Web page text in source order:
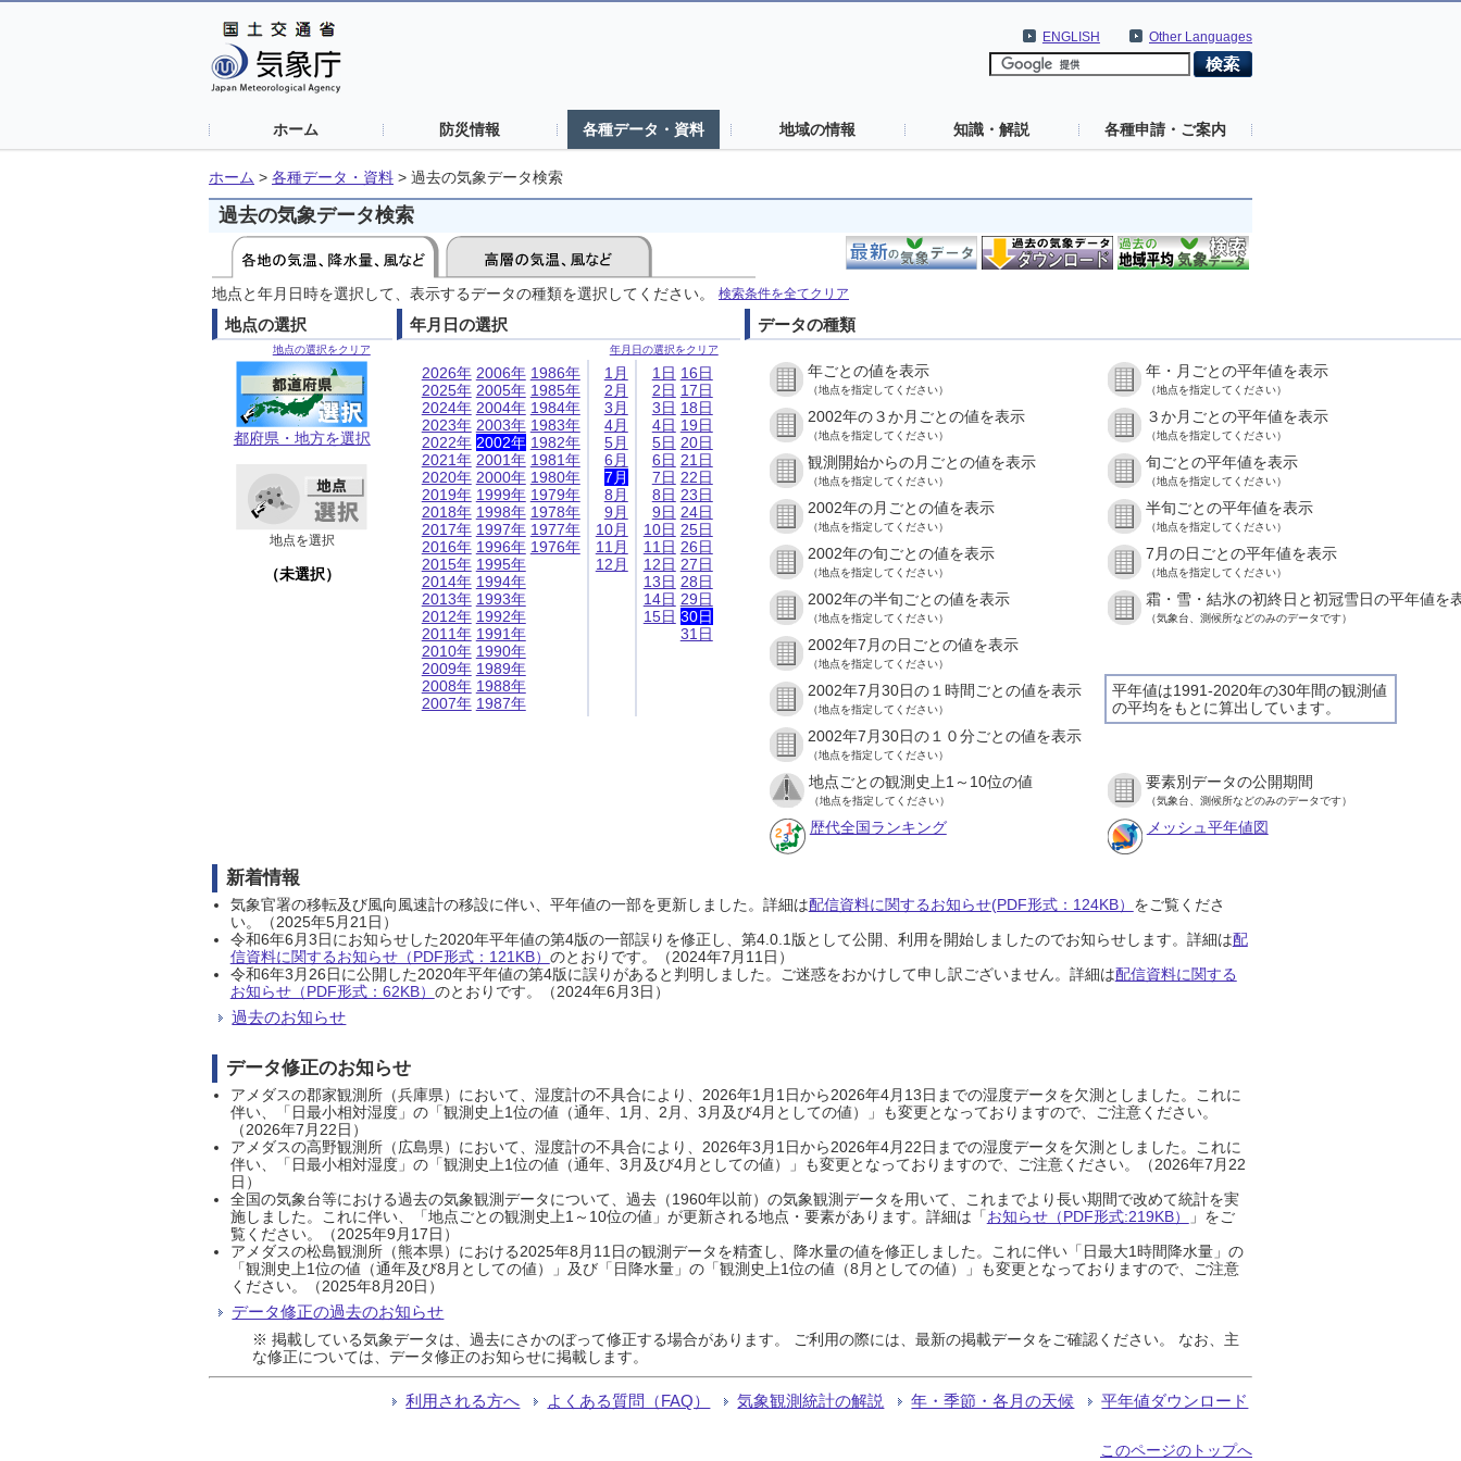
Other Languages
ENGLISH
ホーム 防災情報 各種データ・資料 地域の情報 知識・解説 各種申請・ご案内
ホーム > 各種データ・資料 > 過去の気象データ検索
過去の気象データ検索
地点と年月日時を選択して、表示するデータの種類を選択してください。 検索条件を全てクリア
地点の選択
地点の選択をクリア
都府県・地方を選択
地点を選択
（未選択）
年月日の選択
年月日の選択をクリア
2026年
2025年
2024年
2023年
2022年
2021年
2020年
2019年
2018年
2017年
2016年
2015年
2014年
2013年
2012年
2011年
2010年
2009年
2008年
2007年
2006年
2005年
2004年
2003年
2002年
2001年
2000年
1999年
1998年
1997年
1996年
1995年
1994年
1993年
1992年
1991年
1990年
1989年
1988年
1987年
1986年
1985年
1984年
1983年
1982年
1981年
1980年
1979年
1978年
1977年
1976年
1月
2月
3月
4月
5月
6月
7月
8月
9月
10月
11月
12月
1日
2日
3日
4日
5日
6日
7日
8日
9日
10日
11日
12日
13日
14日
15日
16日
17日
18日
19日
20日
21日
22日
23日
24日
25日
26日
27日
28日
29日
30日
31日
データの種類
年ごとの値を表示
（地点を指定してください）
年・月ごとの平年値を表示
（地点を指定してください）
2002年の３か月ごとの値を表示
（地点を指定してください）
３か月ごとの平年値を表示
（地点を指定してください）
観測開始からの月ごとの値を表示
（地点を指定してください）
旬ごとの平年値を表示
（地点を指定してください）
2002年の月ごとの値を表示
（地点を指定してください）
半旬ごとの平年値を表示
（地点を指定してください）
2002年の旬ごとの値を表示
（地点を指定してください）
7月の日ごとの平年値を表示
（地点を指定してください）
2002年の半旬ごとの値を表示
（地点を指定してください）
霜・雪・結氷の初終日と初冠雪日の平年値を
（気象台、測候所などのみのデータです）
2002年7月の日ごとの値を表示
（地点を指定してください）
平年値は1991-2020年の30年間の観測値
の平均をもとに算出しています。
2002年7月30日の１時間ごとの値を表示
（地点を指定してください）
2002年7月30日の１０分ごとの値を表示
（地点を指定してください）
地点ごとの観測史上1～10位の値
（地点を指定してください）
要素別データの公開期間
（気象台、測候所などのみのデータです）
歴代全国ランキング メッシュ平年値図
新着情報
気象官署の移転及び風向風速計の移設に伴い、平年値の一部を更新しました。詳細は配信資料に関するお知らせ(PDF形式：124KB） をご覧くださ
い。（2025年5月21日）
令和6年6月3日にお知らせした2020年平年値の第4版の一部誤りを修正し、第4.0.1版として公開、利用を開始しましたのでお知らせします。詳細は配
信資料に関するお知らせ（PDF形式：121KB） のとおりです。（2024年7月11日）
令和6年3月26日に公開した2020年平年値の第4版に誤りがあると判明しました。ご迷惑をおかけして申し訳ございません。詳細は配信資料に関する
お知らせ（PDF形式：62KB） のとおりです。（2024年6月3日）
過去のお知らせ
データ修正のお知らせ
アメダスの郡家観測所（兵庫県）において、湿度計の不具合により、2026年1月1日から2026年4月13日までの湿度データを欠測としました。これに
伴い、「日最小相対湿度」の「観測史上1位の値（通年、1月、2月、3月及び4月としての値）」も変更となっておりますので、ご注意ください。
（2026年7月22日）
アメダスの高野観測所（広島県）において、湿度計の不具合により、2026年3月1日から2026年4月22日までの湿度データを欠測としました。これに
伴い、「日最小相対湿度」の「観測史上1位の値（通年、3月及び4月としての値）」も変更となっておりますので、ご注意ください。（2026年7月22
日）
全国の気象台等における過去の気象観測データについて、過去（1960年以前）の気象観測データを用いて、これまでより長い期間で改めて統計を実
施しました。これに伴い、「地点ごとの観測史上1～10位の値」が更新される地点・要素があります。詳細は「お知らせ（PDF形式:219KB）
」をご
覧ください。（2025年9月17日）
アメダスの松島観測所（熊本県）における2025年8月11日の観測データを精査し、降水量の値を修正しました。これに伴い「日最大1時間降水量」の
「観測史上1位の値（通年及び8月としての値）」及び「日降水量」の「観測史上1位の値（8月としての値）」も変更となっておりますので、ご注意
ください。（2025年8月20日）
データ修正の過去のお知らせ
※ 掲載している気象データは、過去にさかのぼって修正する場合があります。 ご利用の際には、最新の掲載データをご確認ください。 なお、主
な修正については、データ修正のお知らせに掲載します。
利用される方へ よくある質問（FAQ） 気象観測統計の解説 年・季節・各月の天候 平年値ダウンロード
このページのトップへ